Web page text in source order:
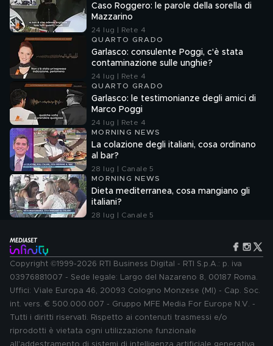
Caso Roggero: le parole della sorella di
Mazzarino
24 lug | Rete 4
QUARTO GRADO
Garlasco: consulente Poggi, c'è stata
contaminazione sulle unghie?
24 lug | Rete 4
QUARTO GRADO
Garlasco: le testimonianze degli amici di
Marco Poggi
24 lug | Rete 4
MORNING NEWS
La colazione degli italiani, cosa ordinano
al bar?
28 lug | Canale 5
MORNING NEWS
Dieta mediterranea, cosa mangiano gli
italiani?
28 lug | Canale 5
Copyright ©1999-2026 RTI Business Digital - RTI S.p.A.: p. iva
03976881007 - Sede legale: Largo del Nazareno 8, 00187 Roma.
Uffici: Viale Europa 46, 20093 Cologno Monzese (MI) - Cap. Soc.
int. vers. € 500.000.007 - Gruppo MFE Media For Europe N.V. -
Tutti i diritti riservati. Rispetto ai contenuti trasmessi e/o
riprodotti è vietata ogni utilizzazione funzionale